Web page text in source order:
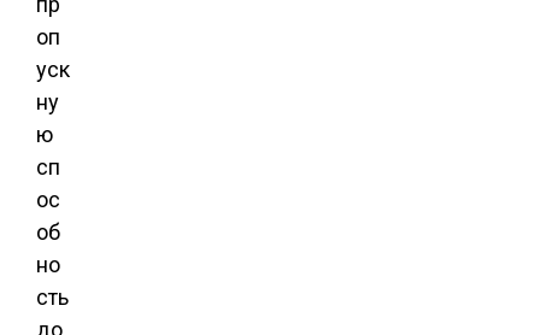
оп
уск
ну
ю
сп
ос
об
но
сть
до